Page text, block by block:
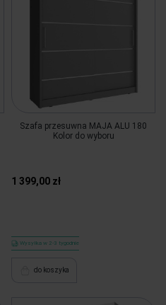
Szafa przesuwna MAJA ALU 180
Kolor do wyboru
1 399,00 zł
Wysyłka w 2-3 tygodnie
do koszyka